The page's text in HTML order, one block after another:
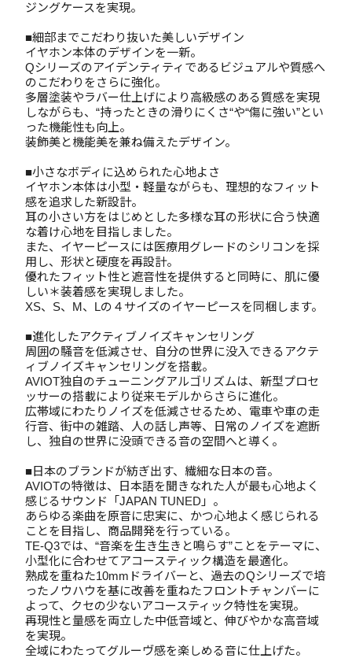
ジングケースを実現。
■細部までこだわり抜いた美しいデザイン
イヤホン本体のデザインを一新。
Qシリーズのアイデンティティであるビジュアルや質感へ
のこだわりをさらに強化。
多層塗装やラバー仕上げにより高級感のある質感を実現
しながらも、“持ったときの滑りにくさ“や“傷に強い”とい
った機能性も向上。
装飾美と機能美を兼ね備えたデザイン。
■小さなボディに込められた心地よさ
イヤホン本体は小型・軽量ながらも、理想的なフィット
感を追求した新設計。
耳の小さい方をはじめとした多様な耳の形状に合う快適
な着け心地を目指しました。
また、イヤーピースには医療用グレードのシリコンを採
用し、形状と硬度を再設計。
優れたフィット性と遮音性を提供すると同時に、肌に優
しい＊装着感を実現しました。
XS、S、M、Lの４サイズのイヤーピースを同梱します。
■進化したアクティブノイズキャンセリング
周囲の騒音を低減させ、自分の世界に没入できるアクテ
ィブノイズキャンセリングを搭載。
AVIOT独自のチューニングアルゴリズムは、新型プロセ
ッサーの搭載により従来モデルからさらに進化。
広帯域にわたりノイズを低減させるため、電車や車の走
行音、街中の雑踏、人の話し声等、日常のノイズを遮断
し、独自の世界に没頭できる音の空間へと導く。
■日本のブランドが紡ぎ出す、繊細な日本の音。
AVIOTの特徴は、日本語を聞きなれた人が最も心地よく
感じるサウンド「JAPAN TUNED」。
あらゆる楽曲を原音に忠実に、かつ心地よく感じられる
ことを目指し、商品開発を行っている。
TE-Q3では、“音楽を生き生きと鳴らす”ことをテーマに、
小型化に合わせてアコースティック構造を最適化。
熟成を重ねた10mmドライバーと、過去のQシリーズで培
ったノウハウを基に改善を重ねたフロントチャンバーに
よって、クセの少ないアコースティック特性を実現。
再現性と量感を両立した中低音域と、伸びやかな高音域
を実現。
全域にわたってグルーヴ感を楽しめる音に仕上げた。